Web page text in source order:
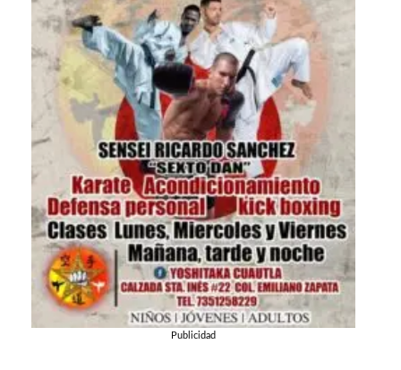
Publicidad